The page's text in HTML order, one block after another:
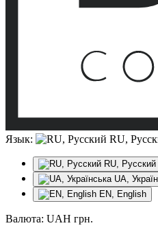
Язык: RU,
RU, Русский
UA,
EN, English
Валюта: UAH грн.